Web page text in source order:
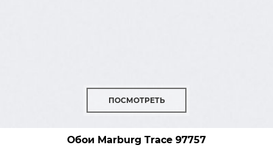
ПОСМОТРЕТЬ
Обои Marburg Trace 97757